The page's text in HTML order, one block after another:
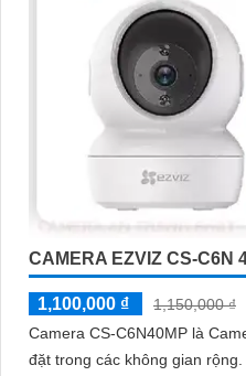
CAMERA EZVIZ CS-C6N
1,100,000 ₫
1,150,000 ₫
Camera CS-C6N40MP là
đặt trong các không gian rộng. Với khả năng xoay 360 độ,